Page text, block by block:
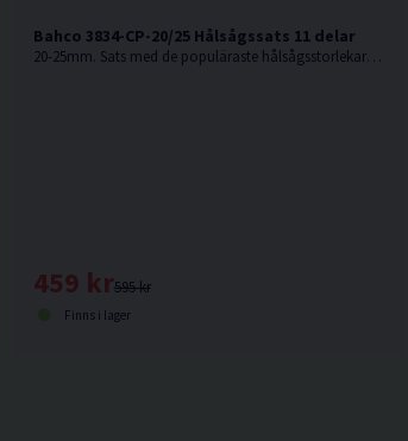
Bahco 3834-CP-20/25 Hålsågssats 11 delar
20-25mm. Sats med de populäraste hålsågsstorlekarna inom elinstallation, i kompakt förpackning.
595 kr
459 kr
Finns i lager